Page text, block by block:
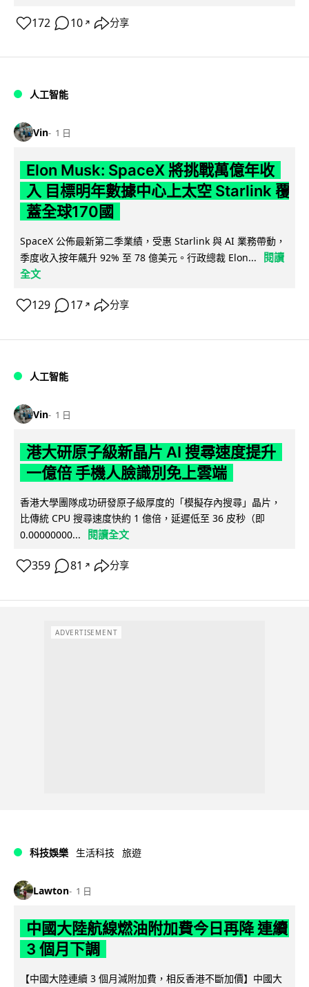
172 10 ↗ 分享
人工智能
Vin 1 日
Elon Musk: SpaceX 將挑戰萬億年收
入 目標明年數據中心上太空 Starlink 覆
蓋全球170國
SpaceX 公佈最新第二季業績，受惠 Starlink 與 AI 業務帶動，
季度收入按年飆升 92% 至 78 億美元。行政總裁 Elon...
閱讀
全文
129 17 ↗ 分享
人工智能
Vin 1 日
港大研原子級新晶片 AI 搜尋速度提升
一億倍 手機人臉識別免上雲端
香港大學團隊成功研發原子級厚度的「模擬存內搜尋」晶片，
比傳統 CPU 搜尋速度快約 1 億倍，延遲低至 36 皮秒（即
0.00000000...
閱讀全文
359 81 ↗ 分享
ADVERTISEMENT
科技娛樂 生活科技 旅遊
Lawton 1 日
中國大陸航線燃油附加費今日再降 連續
3 個月下調
【中國大陸連續 3 個月減附加費，相反香港不斷加價】中國大